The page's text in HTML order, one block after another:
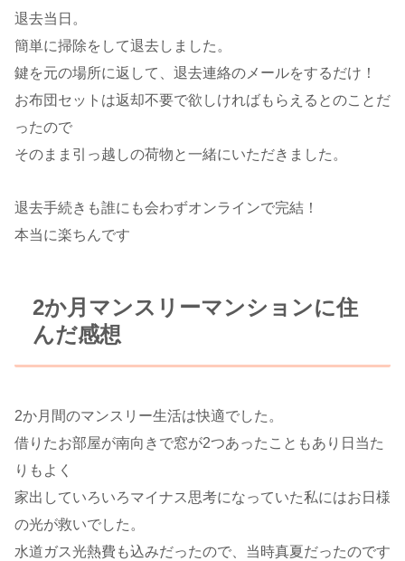
退去当日。
簡単に掃除をして退去しました。
鍵を元の場所に返して、退去連絡のメールをするだけ！
お布団セットは返却不要で欲しければもらえるとのことだ
ったので
そのまま引っ越しの荷物と一緒にいただきました。
退去手続きも誰にも会わずオンラインで完結！
本当に楽ちんです
2か月マンスリーマンションに住
んだ感想
2か月間のマンスリー生活は快適でした。
借りたお部屋が南向きで窓が2つあったこともあり日当た
りもよく
家出していろいろマイナス思考になっていた私にはお日様
の光が救いでした。
水道ガス光熱費も込みだったので、当時真夏だったのです